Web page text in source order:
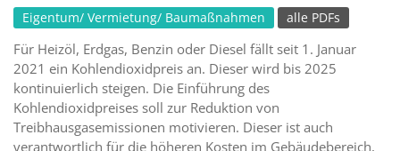
Eigentum/ Vermietung/ Baumaßnahmen alle PDFs
Für Heizöl, Erdgas, Benzin oder Diesel fällt seit 1. Januar
2021 ein Kohlendioxidpreis an. Dieser wird bis 2025
kontinuierlich steigen. Die Einführung des
Kohlendioxidpreises soll zur Reduktion von
Treibhausgasemissionen motivieren. Dieser ist auch
verantwortlich für die höheren Kosten im Gebäudebereich,